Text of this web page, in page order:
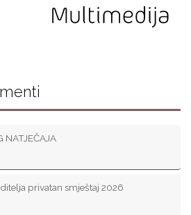
NATJEČAJA
privatan smještaj 2026